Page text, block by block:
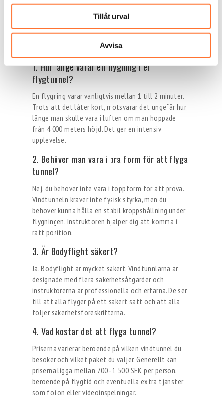
Tillåt urval
Avvisa
återvända för fler flygningar!
Vanliga frågor och svar om
Bodyflights flyg tunnel
1. Hur länge varar en flygning i er
flygtunnel?
En flygning varar vanligtvis mellan 1 till 2 minuter.
Trots att det låter kort, motsvarar det ungefär hur
länge man skulle vara i luften om man hoppade
från 4 000 meters höjd. Det ger en intensiv
upplevelse.
2. Behöver man vara i bra form för att flyga
tunnel?
Nej, du behöver inte vara i toppform för att prova.
Vindtunneln kräver inte fysisk styrka, men du
behöver kunna hålla en stabil kroppshållning under
flygningen. Instruktören hjälper dig att komma i
rätt position.
3. Är Bodyflight säkert?
Ja, Bodyflight är mycket säkert. Vindtunnlarna är
designade med flera säkerhetsåtgärder och
instruktörerna är professionella och erfarna. De ser
till att alla flyger på ett säkert sätt och att alla
följer säkerhetsföreskrifterna.
4. Vad kostar det att flyga tunnel?
Priserna varierar beroende på vilken vindtunnel du
besöker och vilket paket du väljer. Generellt kan
priserna ligga mellan 700–1 500 SEK per person,
beroende på flygtid och eventuella extra tjänster
som foton eller videoinspelningar.